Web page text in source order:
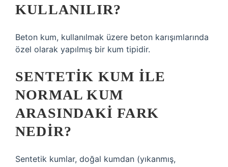
KULLANILIR?
Beton kum, kullanılmak üzere beton karışımlarında
özel olarak yapılmış bir kum tipidir.
SENTETIK KUM ILE
NORMAL KUM
ARASINDAKI FARK
NEDIR?
Sentetik kumlar, doğal kumdan (yıkanmış,